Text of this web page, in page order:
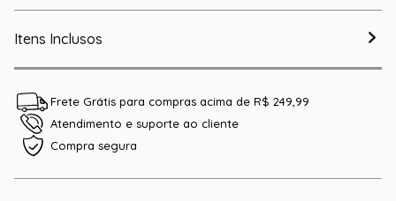
Itens Inclusos
Frete Grátis para compras acima de R$ 249,99
Atendimento e suporte ao cliente
Compra segura